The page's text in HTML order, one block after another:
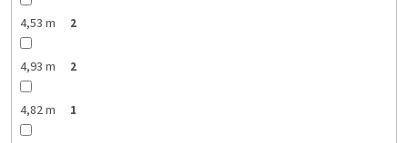
4,53 m 2
4,93 m 2
4,82 m 1